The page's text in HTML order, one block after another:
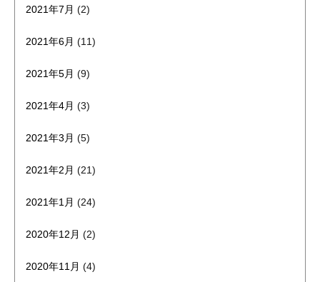
2021年7月 (2)
2021年6月 (11)
2021年5月 (9)
2021年4月 (3)
2021年3月 (5)
2021年2月 (21)
2021年1月 (24)
2020年12月 (2)
2020年11月 (4)